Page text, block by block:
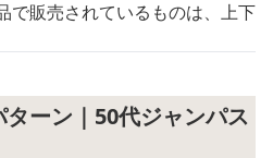
で販売されているものは、上下
ーン｜50代ジャンパス